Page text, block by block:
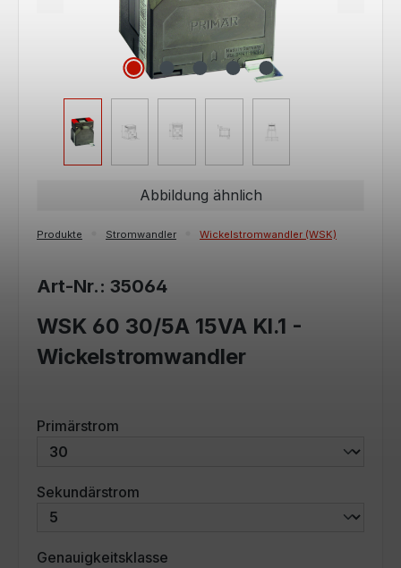
Abbildung ähnlich
Produkte Stromwandler Wickelstromwandler (WSK)
Art-Nr.: 35064
WSK 60 30/5A 15VA Kl.1 -
Wickelstromwandler
Primärstrom
Sekundärstrom
Genauigkeitsklasse